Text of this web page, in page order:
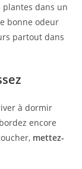
plantes dans un
bonne odeur
partout dans
à dormir
encore
mettez-